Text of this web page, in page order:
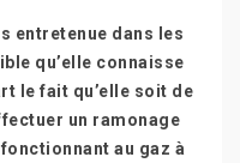
entretenue dans les
qu’elle connaisse
le fait qu’elle soit de
un ramonage
au gaz à